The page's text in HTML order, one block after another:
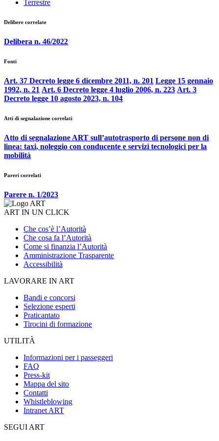
Terrestre
Delibere correlate
Delibera n. 46/2022
Fonti
Art. 37 Decreto legge 6 dicembre 2011, n. 201 Legge 15 gennaio
1992, n. 21 Art. 6 Decreto legge 4 luglio 2006, n. 223 Art. 3
Decreto legge 10 agosto 2023, n. 104
Atti di segnalazione correlati
Atto di segnalazione ART sull’autotrasporto di persone non di
linea: taxi, noleggio con conducente e servizi tecnologici per la
mobilità
Pareri correlati
Parere n. 1/2023
ART IN UN CLICK
Che cos’è l’Autorità
Che cosa fa l’Autorità
Come si finanzia l’Autorità
Amministrazione Trasparente
Accessibilità
LAVORARE IN ART
Bandi e concorsi
Selezione esperti
Praticantato
Tirocini di formazione
UTILITÀ
Informazioni per i passeggeri
FAQ
Press-kit
Mappa del sito
Contatti
Whistleblowing
Intranet ART
SEGUI ART